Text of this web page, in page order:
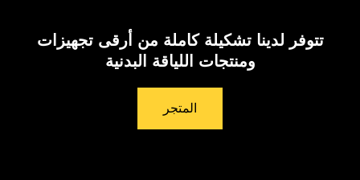
تتوفر لدينا ﺗﺸﻜﻴﻠﺔ ﻛﺎﻣﻠﺔ ﻣﻦ أرﻗﻰ ﺗﺠﻬﻴﺰات
وﻣﻨﺘﺠﺎت اللياقة البدنية
المتجر